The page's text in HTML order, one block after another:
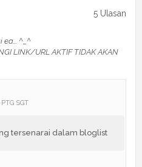
5 Ulasan
ea... ^_^
LINK/URL AKTIF TIDAK AKAN
SGT
tersenarai dalam bloglist